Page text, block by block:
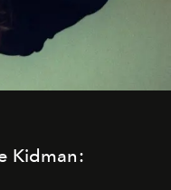
Kidman: